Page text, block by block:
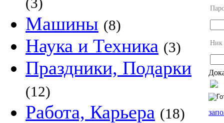
Машины (8)
Наука и Техника (3)
Праздники, Подарки
(12)
Работа, Карьера (18)
Ник